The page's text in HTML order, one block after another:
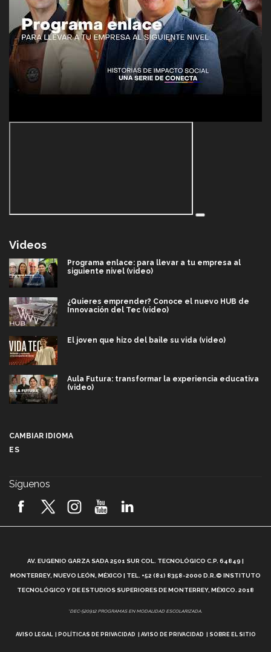
Videos
Programa enlace: para llevar a tu empresa al
siguiente nivel (video)
¿Quieres emprender? Conoce el nuevo HUB de
Innovación del Tec (video)
El joven que hizo del baile su vida (video)
Aula Futura: transformar la experiencia educativa
(video)
2026! (video)
¿Cómo es el Modelo Educativo Tec? (video)
Vida Tec: Feminismo e Inteligencia Artificial, Paola
CAMBIAR IDIOMA
ES
Síguenos
AV. EUGENIO GARZA SADA 2501 SUR COL. TECNOLÓGICO C.P. 64849 |
MONTERREY, NUEVO LEÓN, MÉXICO | TEL. +52 (81) 8358-2000 D.R.© INSTITUTO
TECNOLÓGICO Y DE ESTUDIOS SUPERIORES DE MONTERREY, MÉXICO. 2018
*DEC-520912 PROGRAMAS EN MODALIDAD ESCOLARIZADA.
AVISO LEGAL POLÍTICAS DE PRIVACIDAD AVISO DE PRIVACIDAD SOBRE EL SITIO